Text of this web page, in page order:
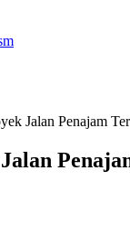
Jalan Penajam